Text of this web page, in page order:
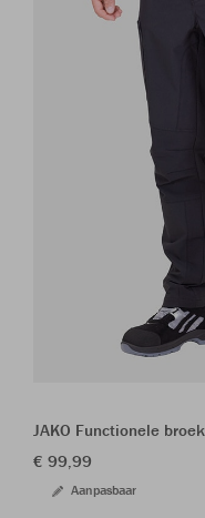
JAKO Functionele
€ 99,99
Aanpasbaar